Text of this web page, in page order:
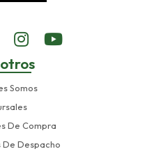
Somos
De Compra
De Despacho